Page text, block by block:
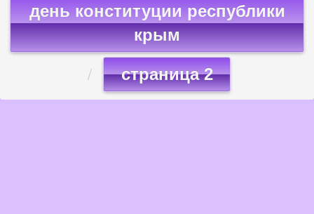
день конституции республики
крым
страница 2